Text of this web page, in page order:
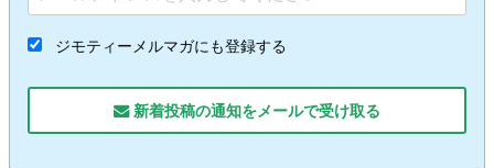
ジモティーメルマガにも登録する
新着投稿の通知をメールで受け取る